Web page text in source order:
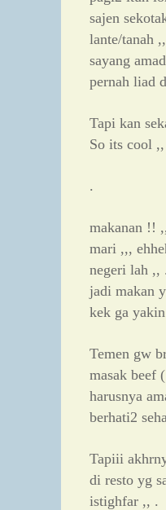
sajen
lante/tanah
sayang
pernah liad
Tapi kan
So its cool
.
makanan !!
mari ,,,
negeri lah ,,
jadi makan
kek ga
Temen gw
masak beef
harusnya
berhati2
Tapiii
di resto yg
istighfar ,, .